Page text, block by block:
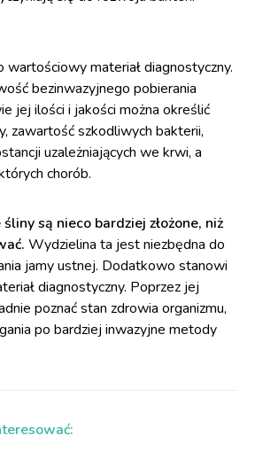
wartościowy materiał diagnostyczny.
bezinwazyjnego pobierania
jej ilości i jakości można określić
zawartość szkodliwych bakterii,
uzależniających we krwi, a
chorób.
są nieco bardziej złożone, niż
Wydzielina ta jest niezbędna do
jamy ustnej. Dodatkowo stanowi
diagnostyczny. Poprzez jej
poznać stan zdrowia organizmu,
po bardziej inwazyjne metody